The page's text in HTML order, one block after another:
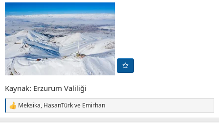
Kaynak: Erzurum Valiliği
T
e
Meksika, HasanTürkve Emirhan